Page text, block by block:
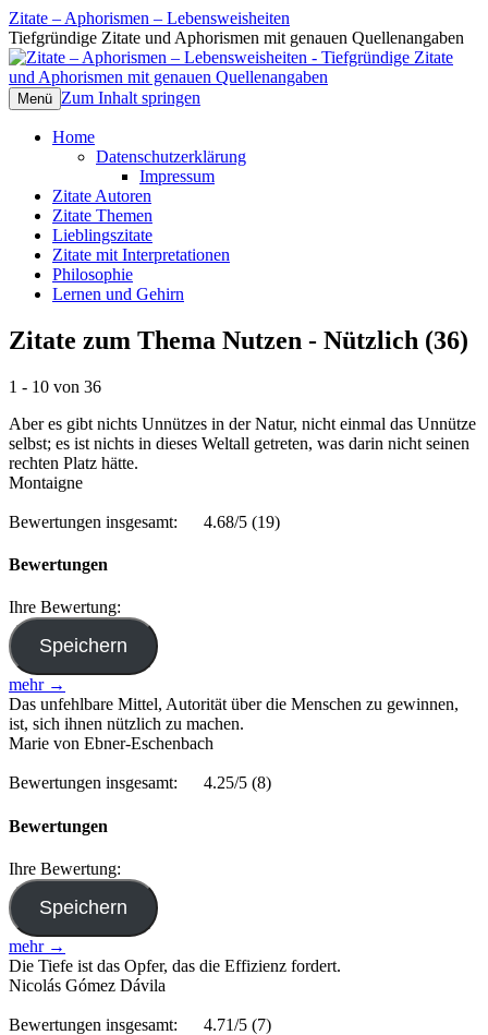
Zitate – Aphorismen – Lebensweisheiten
Tiefgründige Zitate und Aphorismen mit genauen Quellenangaben
Menü Zum Inhalt springen
Home
Datenschutzerklärung
Impressum
Zitate Autoren
Zitate Themen
Lieblingszitate
Zitate mit Interpretationen
Philosophie
Lernen und Gehirn
Zitate zum Thema Nutzen - Nützlich (36)
1 - 10 von 36
Aber es gibt nichts Unnützes in der Natur, nicht einmal das Unnütze
selbst; es ist nichts in dieses Weltall getreten, was darin nicht seinen
rechten Platz hätte.
Montaigne
Bewertungen insgesamt: 4.68/5 (19)
Bewertungen
Ihre Bewertung:
mehr →
Das unfehlbare Mittel, Autorität über die Menschen zu gewinnen,
ist, sich ihnen nützlich zu machen.
Marie von Ebner-Eschenbach
Bewertungen insgesamt: 4.25/5 (8)
Bewertungen
Ihre Bewertung:
mehr →
Die Tiefe ist das Opfer, das die Effizienz fordert.
Nicolás Gómez Dávila
Bewertungen insgesamt: 4.71/5 (7)